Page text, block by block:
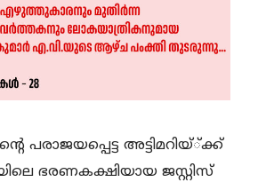
പരാജയപ്പെട്ട അട്ടിമറിയ്്‌ക്ക്‌
ഭരണകക്ഷിയായ ജസ്റ്റിസ്